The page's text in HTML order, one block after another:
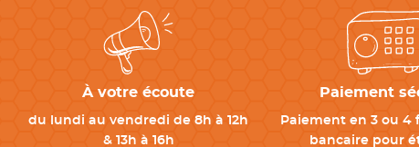
À votre écoute
du lundi au vendredi de 8h à 12h
& 13h à 16h
Paiement
Paiement en 3 ou 4
bancaire pour